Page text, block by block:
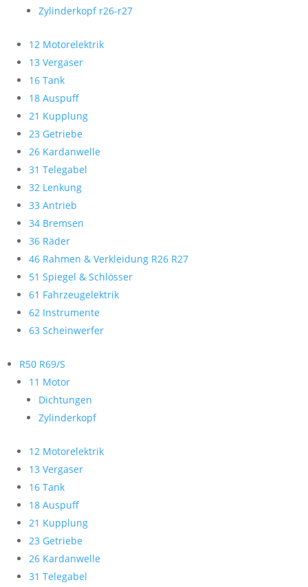
Zylinderkopf r26-r27
12 Motorelektrik
13 Vergaser
16 Tank
18 Auspuff
21 Kupplung
23 Getriebe
26 Kardanwelle
31 Telegabel
32 Lenkung
33 Antrieb
34 Bremsen
36 Räder
46 Rahmen & Verkleidung R26 R27
51 Spiegel & Schlösser
61 Fahrzeugelektrik
62 Instrumente
63 Scheinwerfer
R50 R69/S
11 Motor
Dichtungen
Zylinderkopf
12 Motorelektrik
13 Vergaser
16 Tank
18 Auspuff
21 Kupplung
23 Getriebe
26 Kardanwelle
31 Telegabel